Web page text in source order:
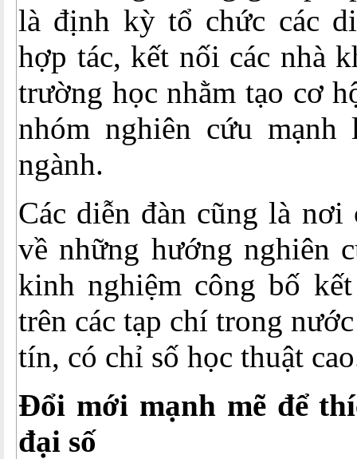
là định kỳ tổ chức các
hợp tác, kết nối các nhà
trường học nhằm tạo cơ
nhóm nghiên cứu
ngành.
Các diễn đàn cũng là nơi
về những hướng nghiên
kinh nghiệm công bố
trên các tạp chí trong
tín, có chỉ số học thuật
Đổi mới mạnh mẽ để
đại số